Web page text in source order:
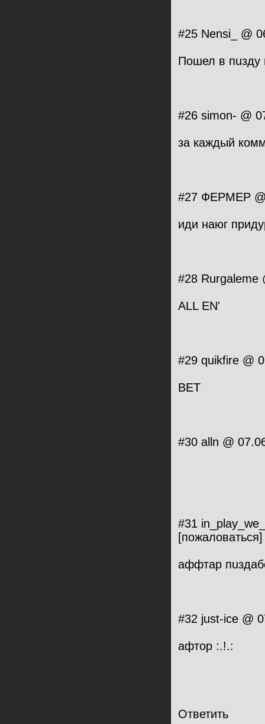
#25 Nensi_ @
Пошел в пuзду
#26 simon- @
за каждый
#27 ФЕРМЕР @
иди наюг
#28 Rurgaleme
ALL EN'
#29 quikfire @
BET
#30 alln @
#31
[пожаловаться]
аффтар
#32 just-ice @
афтор :.!.:
Ответить